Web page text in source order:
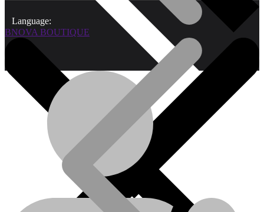
Qui sommes-nous?
Language:
BNOVA BOUTIQUE